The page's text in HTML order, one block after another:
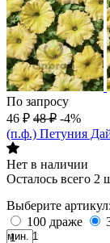
По запросу
46 ₽ 48 ₽ -4%
(п.ф.) Петуния
Нет в наличии
Осталось всего 2
Выберите артикул:
100 драже
мин. 1